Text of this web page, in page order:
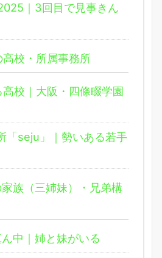
｜3回目で見事きん
校・所属事務所
校｜大阪・四條畷学園
「seju」｜勢いある若手
族（三姉妹）・兄弟構
中｜姉と妹がいる